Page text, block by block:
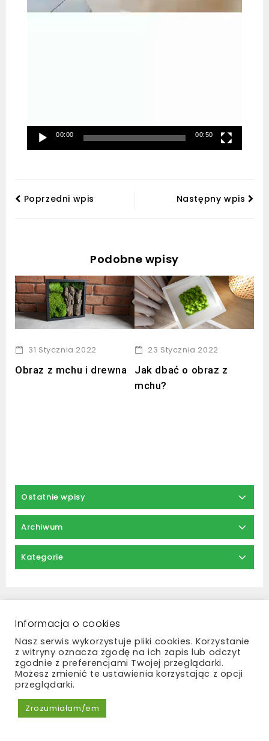
00:00 00:50
Poprzedni wpis Następny wpis
Podobne wpisy
31 Stycznia 2022
Obraz z mchu i drewna
23 Stycznia 2022
Jak dbać o obraz z
mchu?
Ostatnie wpisy
Archiwum
Kategorie
Regulamin
Zwroty i reklamacje
Kontakt
Copyright © 2026 Madame Bouquet
Informacja o cookies
Nasz serwis wykorzystuje pliki cookies. Korzystanie
z witryny oznacza zgodę na ich zapis lub odczyt
zgodnie z preferencjami Twojej przeglądarki.
Możesz zmienić te ustawienia korzystając z opcji
przeglądarki.
Zrozumiałam/em